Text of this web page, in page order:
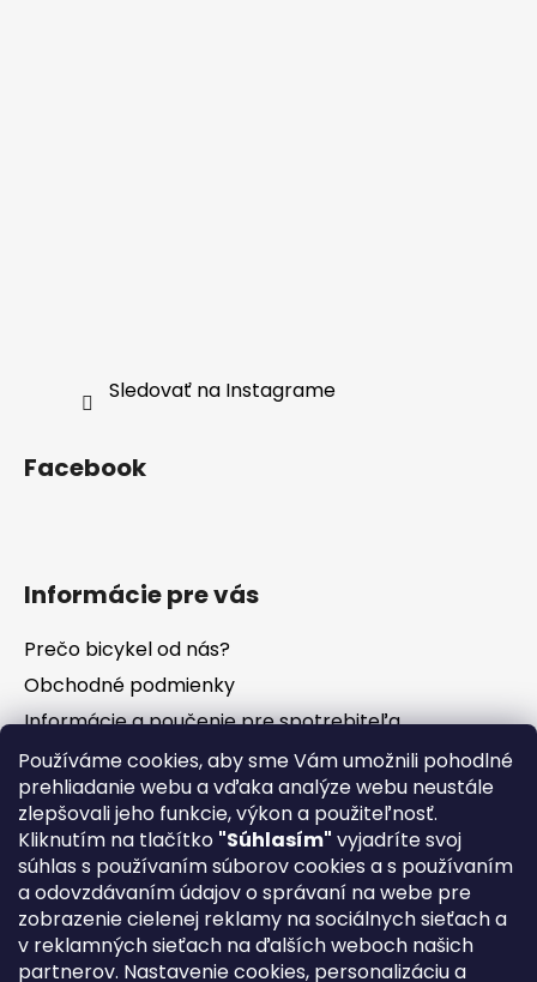
Používáme cookies, aby sme Vám umožnili pohodlné
prehliadanie webu a vďaka analýze webu neustále
zlepšovali jeho funkcie, výkon a použiteľnosť.
Kliknutím na tlačítko "Súhlasím" vyjadríte svoj
súhlas s používaním súborov cookies a s používaním
a odovzdávaním údajov o správaní na webe pre
zobrazenie cielenej reklamy na sociálnych sieťach a
v reklamných sieťach na ďalších weboch našich
partnerov. Nastavenie cookies, personalizáciu a
Sledovať na Instagrame
Facebook
Informácie pre vás
Prečo bicykel od nás?
Obchodné podmienky
Informácie a poučenie pre spotrebiteľa
Vrátenie tovaru - odstúpenie od zmluvy
Ochrana osobných údajov
Súbory cookies
Formuláre na stiahnutie
Reklamačný poriadok
Napíšte nám
Kontakty